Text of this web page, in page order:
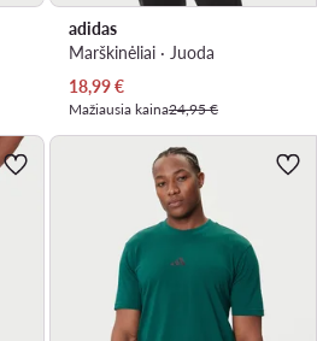
adidas
Marškinėliai · Juoda
Dabartinė kaina
18,99€
Mažiausia kaina24,95 €